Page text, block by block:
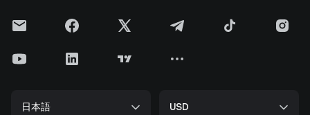
クッキーポリシー
準備金証明
投資センター
手数料
上場申請
Gateニュース
日本語 USD